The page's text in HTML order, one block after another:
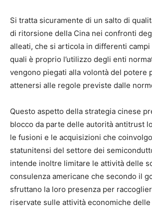
Si tratta sicuramente di un salto di
di ritorsione della Cina nei confronti
alleati, che si articola in differenti campi
quali è proprio l’utilizzo degli enti
vengono piegati alla volontà del potere
attenersi alle regole previste dalle
Questo aspetto della strategia cinese
blocco da parte delle autorità antitrust
le fusioni e le acquisizioni che
statunitensi del settore dei
intende inoltre limitare le attività delle
consulenza americane che secondo il
sfruttano la loro presenza per
riservate sulle attività economiche